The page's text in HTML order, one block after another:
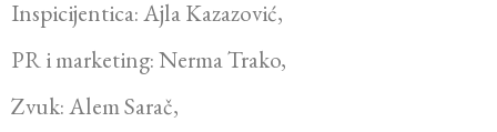
Inspicijentica: Ajla Kazazović,
PR i marketing: Nerma Trako,
Zvuk: Alem Sarač,